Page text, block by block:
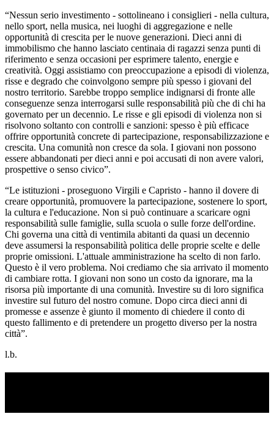
“Nessun serio investimento - sottolineano i consiglieri - nella cultura,
nello sport, nella musica, nei luoghi di aggregazione e nelle
opportunità di crescita per le nuove generazioni. Dieci anni di
immobilismo che hanno lasciato centinaia di ragazzi senza punti di
riferimento e senza occasioni per esprimere talento, energie e
creatività. Oggi assistiamo con preoccupazione a episodi di violenza,
risse e degrado che coinvolgono sempre più spesso i giovani del
nostro territorio. Sarebbe troppo semplice indignarsi di fronte alle
conseguenze senza interrogarsi sulle responsabilità più che di chi ha
governato per un decennio. Le risse e gli episodi di violenza non si
risolvono soltanto con controlli e sanzioni: spesso è più efficace
offrire opportunità concrete di partecipazione, responsabilizzazione e
crescita. Una comunità non cresce da sola. I giovani non possono
essere abbandonati per dieci anni e poi accusati di non avere valori,
prospettive o senso civico”.
“Le istituzioni - proseguono Virgili e Capristo - hanno il dovere di
creare opportunità, promuovere la partecipazione, sostenere lo sport,
la cultura e l'educazione. Non si può continuare a scaricare ogni
responsabilità sulle famiglie, sulla scuola o sulle forze dell'ordine.
Chi governa una città di ventimila abitanti da quasi un decennio
deve assumersi la responsabilità politica delle proprie scelte e delle
proprie omissioni. L'attuale amministrazione ha scelto di non farlo.
Questo è il vero problema. Noi crediamo che sia arrivato il momento
di cambiare rotta. I giovani non sono un costo da ignorare, ma la
risorsa più importante di una comunità. Investire su di loro significa
investire sul futuro del nostro comune. Dopo circa dieci anni di
promesse e assenze è giunto il momento di chiedere il conto di
questo fallimento e di pretendere un progetto diverso per la nostra
città”.
l.b.